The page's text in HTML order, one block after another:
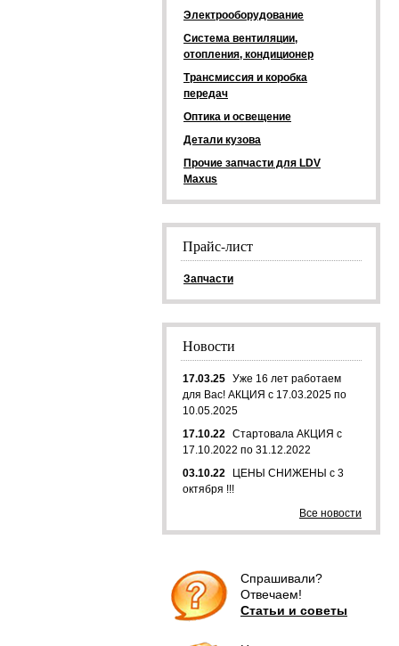
Электрооборудование
Система вентиляции,
отопления, кондиционер
Трансмиссия и коробка
передач
Оптика и освещение
Детали кузова
Прочие запчасти для LDV
Maxus
Прайс-лист
Запчасти
Новости
17.03.25 Уже 16 лет работаем
для Вас! АКЦИЯ с 17.03.2025 по
10.05.2025
17.10.22 Стартовала АКЦИЯ с
17.10.2022 по 31.12.2022
03.10.22
ЦЕНЫ СНИЖЕНЫ с 3
октября !!!
Все новости
Спрашивали?
Отвечаем!
Статьи и советы